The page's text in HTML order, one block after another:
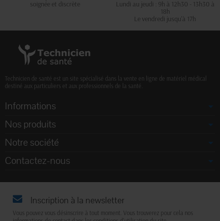
soignée et discrète
Lundi au jeudi : 9h à 12h30 - 13h30 à
18h
Le vendredi jusqu'à 17h
Technicien de santé est un site spécialisé dans la vente en ligne de matériel médical
destiné aux particuliers et aux professionnels de la santé.
Informations
Nos produits
Notre société
Contactez-nous
Inscription à la newsletter
Vous pouvez vous désinscrire à tout moment. Vous trouverez pour cela nos